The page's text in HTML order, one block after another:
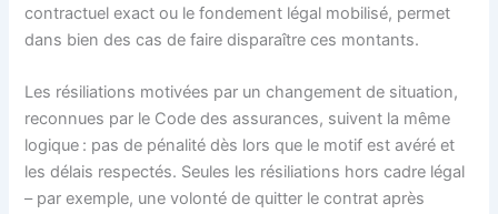
contractuel exact ou le fondement légal mobilisé, permet
dans bien des cas de faire disparaître ces montants.
Les résiliations motivées par un changement de situation,
reconnues par le Code des assurances, suivent la même
logique : pas de pénalité dès lors que le motif est avéré et
les délais respectés. Seules les résiliations hors cadre légal
– par exemple, une volonté de quitter le contrat après